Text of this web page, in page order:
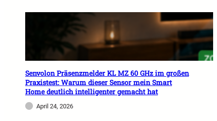
Senvolon Präsenzmelder KL MZ 60 GHz im großen
Praxistest: Warum dieser Sensor mein Smart
Home deutlich intelligenter gemacht hat
April 24, 2026